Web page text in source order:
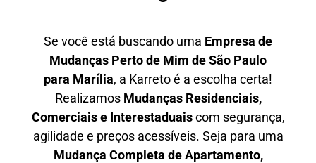
Se você está buscando uma Empresa de
Mudanças Perto de Mim de São Paulo
para Marília, a Karreto é a escolha certa!
Realizamos Mudanças Residenciais,
Comerciais e Interestaduaiscom segurança,
agilidade e preços acessíveis. Seja para uma
Mudança Completa de Apartamento,